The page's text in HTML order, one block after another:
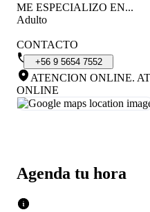
Agenda tu hora
ME ESPECIALIZO EN...
Adulto
CONTACTO
+56 9 5654 7552
ATENCION ONLINE.
ONLINE